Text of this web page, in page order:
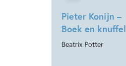
Pieter Konijn –
Boek en knuffel
Beatrix Potter